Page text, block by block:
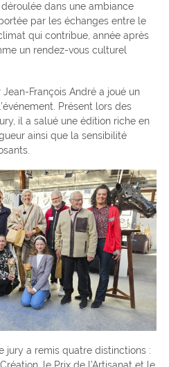
dans une ambiance
par les échanges entre le
qui contribue, année après
un rendez-vous culturel
Jean-François André a joué un
Présent lors des
il a salué une édition riche en
ainsi que la sensibilité
jury a remis quatre distinctions :